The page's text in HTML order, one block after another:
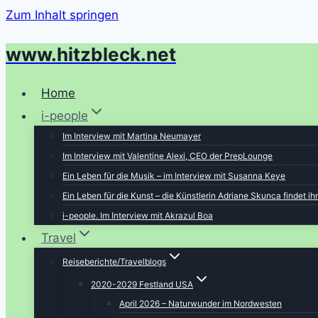
Zum Inhalt springen
www.hitzbleck.net
Home
i-people
Im Interview mit Martina Neumayer
Im Interview mit Valentine Alexi, CEO der PrepLounge
Ein Leben für die Musik – im Interview mit Susanna Keye
Ein Leben für die Kunst – die Künstlerin Adriane Skunca findet
i-people. Im Interview mit Akrazul Boa
Travel
Reiseberichte/Travelblogs
2020-2029 Festland USA
April 2026 – Naturwunder im Nordwesten